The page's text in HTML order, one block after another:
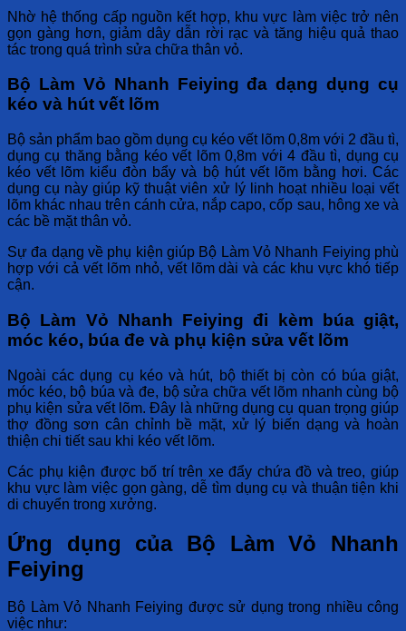
Nhờ hệ thống cấp nguồn kết hợp, khu vực làm việc trở nên
gọn gàng hơn, giảm dây dẫn rời rạc và tăng hiệu quả thao
tác trong quá trình sửa chữa thân vỏ.
Bộ Làm Vỏ Nhanh Feiying đa dạng dụng cụ
kéo và hút vết lõm
Bộ sản phẩm bao gồm dụng cụ kéo vết lõm 0,8m với 2 đầu tì,
dụng cụ thăng bằng kéo vết lõm 0,8m với 4 đầu tì, dụng cụ
kéo vết lõm kiểu đòn bẩy và bộ hút vết lõm bằng hơi. Các
dụng cụ này giúp kỹ thuật viên xử lý linh hoạt nhiều loại vết
lõm khác nhau trên cánh cửa, nắp capo, cốp sau, hông xe và
các bề mặt thân vỏ.
Sự đa dạng về phụ kiện giúp Bộ Làm Vỏ Nhanh Feiying phù
hợp với cả vết lõm nhỏ, vết lõm dài và các khu vực khó tiếp
cận.
Bộ Làm Vỏ Nhanh Feiying đi kèm búa giật,
móc kéo, búa đe và phụ kiện sửa vết lõm
Ngoài các dụng cụ kéo và hút, bộ thiết bị còn có búa giật,
móc kéo, bộ búa và đe, bộ sửa chữa vết lõm nhanh cùng bộ
phụ kiện sửa vết lõm. Đây là những dụng cụ quan trọng giúp
thợ đồng sơn cân chỉnh bề mặt, xử lý biến dạng và hoàn
thiện chi tiết sau khi kéo vết lõm.
Các phụ kiện được bố trí trên xe đẩy chứa đồ và treo, giúp
khu vực làm việc gọn gàng, dễ tìm dụng cụ và thuận tiện khi
di chuyển trong xưởng.
Ứng dụng của Bộ Làm Vỏ Nhanh
Feiying
Bộ Làm Vỏ Nhanh Feiying được sử dụng trong nhiều công
việc như: